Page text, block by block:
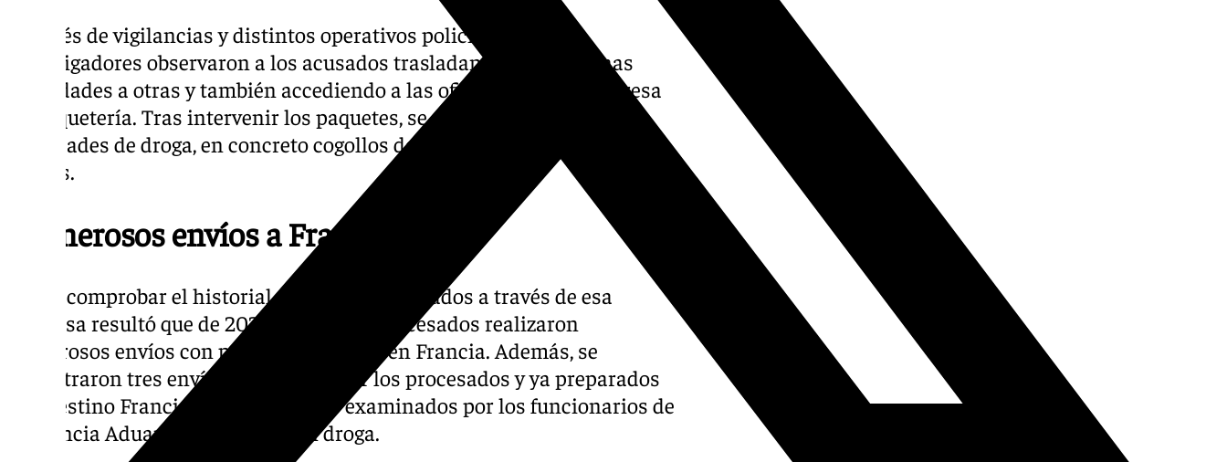
A través de vigilancias y distintos operativos policiales, los
investigadores observaron a los acusados trasladando cajas de unas
localidades a otras y también accediendo a las oficinas de una empresa
de paquetería. Tras intervenir los paquetes, se encontraron distintas
cantidades de droga, en concreto cogollos de marihuana o resina de
hachís.
Numerosos envíos a Francia
Así, al comprobar el historial de paquetes enviados a través de esa
empresa resultó que de 2023 a 2024, los procesados realizaron
numerosos envíos con puntos de entrega en Francia. Además, se
encontraron tres envíos solicitados por los procesados y ya preparados
con destino Francia e intervenidos y examinados por los funcionarios de
Vigilancia Aduanera, también con droga.